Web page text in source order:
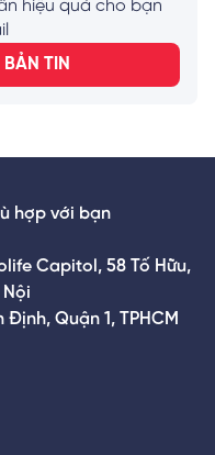
của
hiệu quả cho bạn
TIN
hợp với bạn
Capitol, 58 Tố Hữu,
Nội
Quận 1, TPHCM